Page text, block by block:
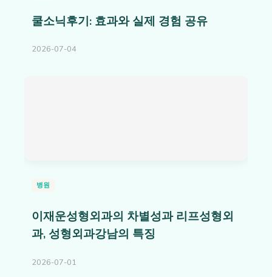
쿨소닉후기: 효과와 실제 경험 공유
2026-07-04
병원
이재운성형외과의 차별성과 리프성형외
과, 성형외과강남의 특징
2026-07-01